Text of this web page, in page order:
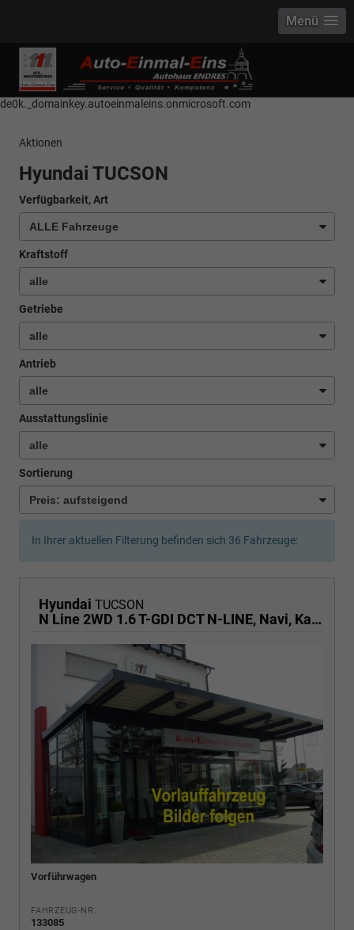
------------ Host Name : selector1._domainkey Points to address or value:
selector1-aee-de0k._domainkey.autoeinmaleins.onmicrosoft.com Host
Name : selector2._domainkey Points to address or value: selector2-aee-
de0k._domainkey.autoeinmaleins.onmicrosoft.com
Menü
Aktionen
Hyundai TUCSON
Verfügbarkeit, Art
Kraftstoff
Getriebe
Antrieb
Ausstattungslinie
Sortierung
In Ihrer aktuellen Filterung befinden sich 36 Fahrzeuge:
Hyundai TUCSON
N Line 2WD 1.6 T-GDI DCT N-LINE, Navi, Kamera, Side, Winter
Vorführwagen
FAHRZEUG-NR.
133085